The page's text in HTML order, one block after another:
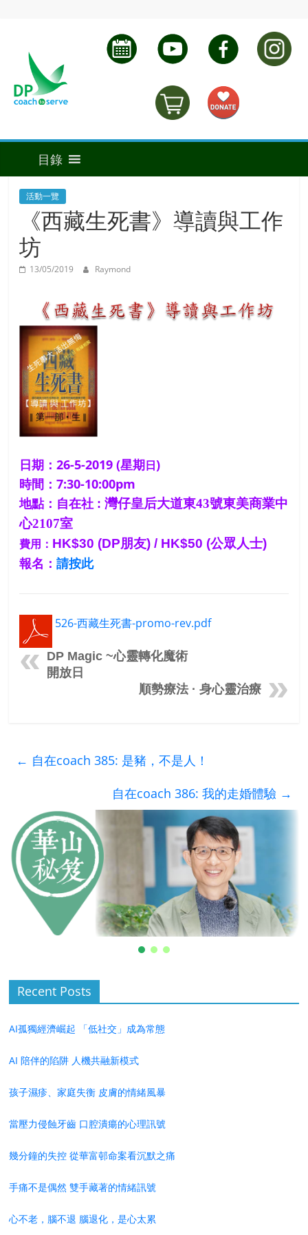
活動一覽
《西藏生死書》導讀與工作
坊
13/05/2019 Raymond
日期：26-5-2019 (星期日)
時間：7:30-10:00pm
地點：自在社 :灣仔皇后大道東43號東美商業中
心2107室
費用： HK$30 (DP朋友) / HK$50 (公眾人士)
報名：請按此
526-西藏生死書-promo-rev.pdf
DP Magic ~心靈轉化魔術
開放日
順勢療法 · 身心靈治療
← 自在coach 385: 是豬，不是人！
自在coach 386: 我的走婚體驗 →
Recent Posts
AI孤獨經濟崛起 「低社交」成為常態
AI 陪伴的陷阱 人機共融新模式
孩子濕疹、家庭失衡 皮膚的情緒風暴
當壓力侵蝕牙齒 口腔潰瘍的心理訊號
幾分鐘的失控 從華富邨命案看沉默之痛
手痛不是偶然 雙手藏著的情緒訊號
心不老，腦不退 腦退化，是心太累